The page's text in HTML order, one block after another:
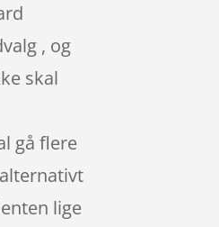
, og
skal
gå flere
lige